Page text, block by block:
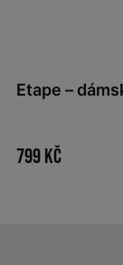
Etape –
799 Kč